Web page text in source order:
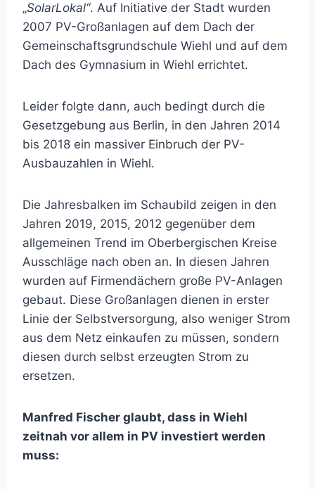
„SolarLokal“. Auf Initiative der Stadt wurden
2007 PV-Großanlagen auf dem Dach der
Gemeinschaftsgrundschule Wiehl und auf dem
Dach des Gymnasium in Wiehl errichtet.
Leider folgte dann, auch bedingt durch die
Gesetzgebung aus Berlin, in den Jahren 2014
bis 2018 ein massiver Einbruch der PV-
Ausbauzahlen in Wiehl.
Die Jahresbalken im Schaubild zeigen in den
Jahren 2019, 2015, 2012 gegenüber dem
allgemeinen Trend im Oberbergischen Kreise
Ausschläge nach oben an. In diesen Jahren
wurden auf Firmendächern große PV-Anlagen
gebaut. Diese Großanlagen dienen in erster
Linie der Selbstversorgung, also weniger Strom
aus dem Netz einkaufen zu müssen, sondern
diesen durch selbst erzeugten Strom zu
ersetzen.
Manfred Fischer glaubt, dass in Wiehl
zeitnah vor allem in PV investiert werden
muss: